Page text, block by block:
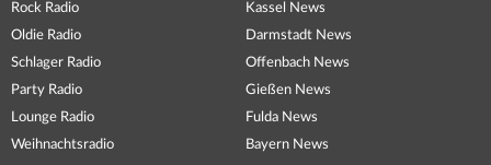
Rock Radio
Oldie Radio
Schlager Radio
Party Radio
Lounge Radio
Weihnachtsradio
Kassel News
Darmstadt News
Offenbach News
Gießen News
Fulda News
Bayern News